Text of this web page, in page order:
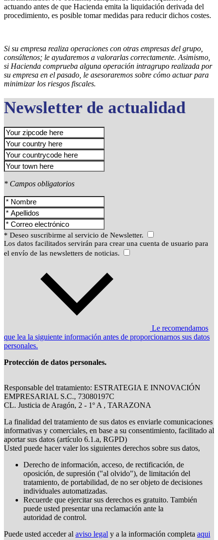
actuando antes de que Hacienda emita la liquidación derivada del
procedimiento, es posible tomar medidas para reducir dichos costes.
Si su empresa realiza operaciones con otras empresas del grupo,
consúltenos; le ayudaremos a valorarlas correctamente. Asimismo,
si Hacienda comprueba alguna operación intragrupo realizada por
su empresa en el pasado, le asesoraremos sobre cómo actuar para
minimizar los riesgos fiscales.
Newsletter de actualidad
* Campos obligatorios
* Deseo suscribirme al servicio de Newsletter.
Los datos facilitados servirán para crear una cuenta de usuario para
el envío de las newsletters de noticias.
Le recomendamos
que lea la siguiente información antes de proporcionarnos sus datos
personales.
Protección de datos personales.
Responsable del tratamiento: ESTRATEGIA E INNOVACIÓN
EMPRESARIAL S.C., 73080197C
CL. Justicia de Aragón, 2 - 1º A , TARAZONA
La finalidad del tratamiento de sus datos es enviarle comunicaciones
informativas y comerciales, en base a su consentimiento, facilitado al
aportar sus datos (artículo 6.1.a, RGPD)
Usted puede hacer valer los siguientes derechos sobre sus datos,
Derecho de información, acceso, de rectificación, de
oposición, de supresión ("al olvido"), de limitación del
tratamiento, de portabilidad, de no ser objeto de decisiones
individuales automatizadas.
Recuerde que ejercitar sus derechos es gratuito. También
puede usted presentar una reclamación ante la
autoridad de control.
Puede usted acceder al aviso legal y a la información completa aqui